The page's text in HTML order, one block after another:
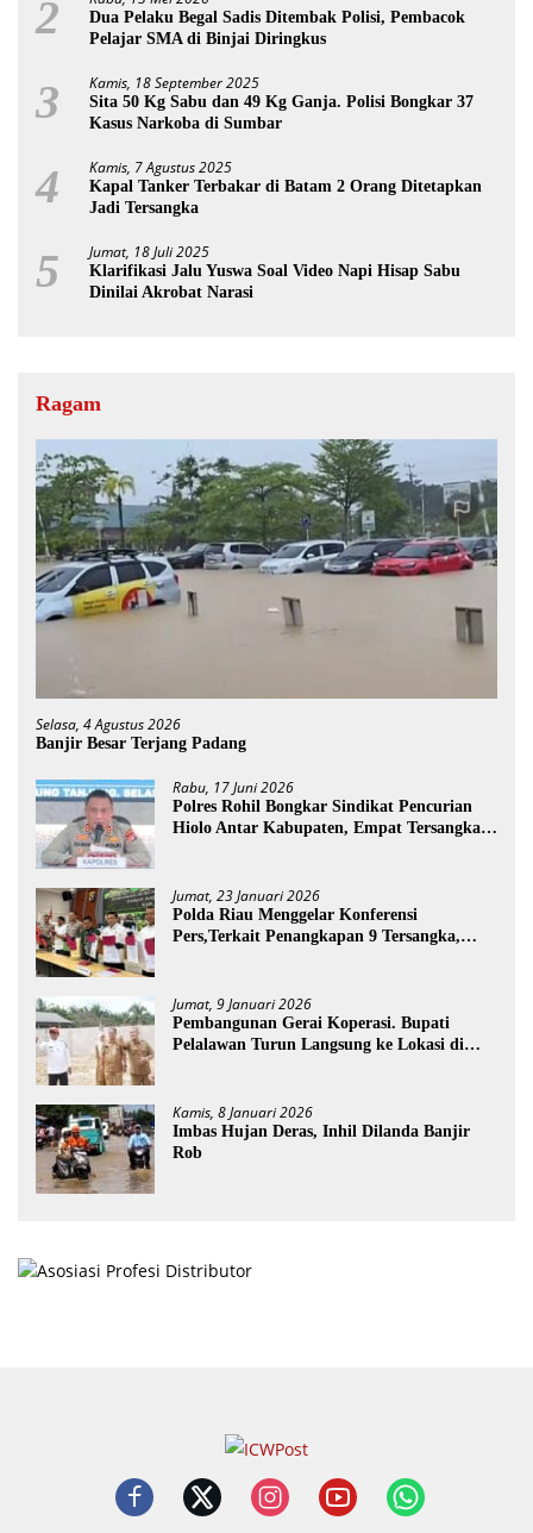
2
Dua Pelaku Begal Sadis Ditembak Polisi, Pembacok
Pelajar SMA di Binjai Diringkus
3 Kamis, 18 September 2025
Sita 50 Kg Sabu dan 49 Kg Ganja. Polisi Bongkar 37
Kasus Narkoba di Sumbar
4 Kamis, 7 Agustus 2025
Kapal Tanker Terbakar di Batam 2 Orang Ditetapkan
Jadi Tersangka
5 Jumat, 18 Juli 2025
Klarifikasi Jalu Yuswa Soal Video Napi Hisap Sabu
Dinilai Akrobat Narasi
Ragam
Selasa, 4 Agustus 2026
Banjir Besar Terjang Padang
Rabu, 17 Juni 2026
Polres Rohil Bongkar Sindikat Pencurian
Hiolo Antar Kabupaten, Empat Tersangka
Jumat, 23 Januari 2026
Polda Riau Menggelar Konferensi
Pers,Terkait Penangkapan 9 Tersangka,
Jumat, 9 Januari 2026
Pembangunan Gerai Koperasi. Bupati
Pelalawan Turun Langsung ke Lokasi di
Kamis, 8 Januari 2026
Imbas Hujan Deras, Inhil Dilanda Banjir
Rob